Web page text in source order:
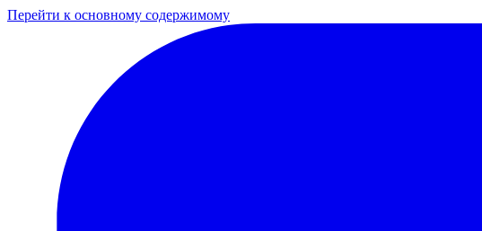
Перейти к основному содержимому